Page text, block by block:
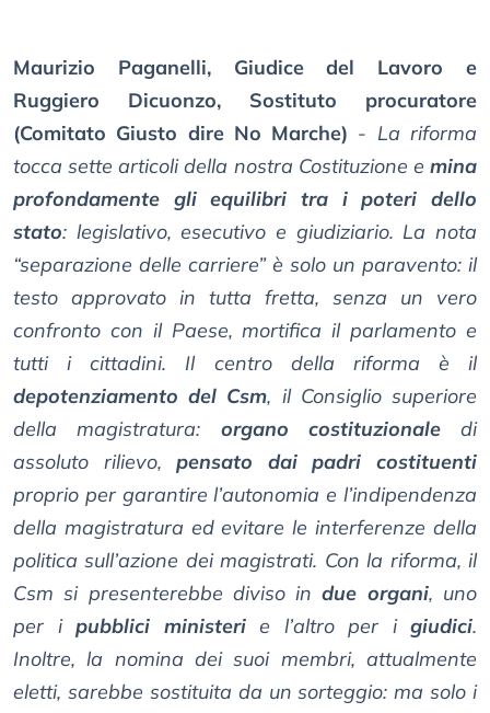
Maurizio Paganelli, Giudice del Lavoro e
Ruggiero Dicuonzo, Sostituto procuratore
(Comitato Giusto dire No Marche) - La riforma
tocca sette articoli della nostra Costituzione e mina
profondamente gli equilibri tra i poteri dello
stato: legislativo, esecutivo e giudiziario. La nota
“separazione delle carriere” è solo un paravento: il
testo approvato in tutta fretta, senza un vero
confronto con il Paese, mortifica il parlamento e
tutti i cittadini. Il centro della riforma è il
depotenziamento del Csm, il Consiglio superiore
della magistratura: organo costituzionaledi
assoluto rilievo,pensato dai padri costituenti
proprio per garantire l’autonomia e l’indipendenza
della magistratura ed evitare le interferenze della
politica sull’azione dei magistrati. Con la riforma, il
Csm si presenterebbe diviso indue organi, uno
per i pubblici ministerie l’altro per i giudici.
Inoltre, la nomina dei suoi membri, attualmente
eletti, sarebbe sostituita da un sorteggio: ma solo i